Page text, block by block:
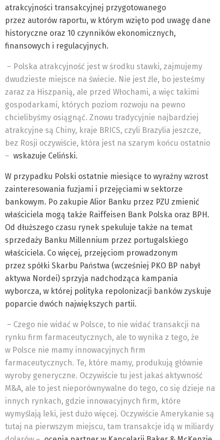
atrakcyjności transakcyjnej przygotowanego
przez autorów raportu, w którym wzięto pod uwagę dane
historyczne oraz 10 czynników ekonomicznych,
finansowych i regulacyjnych.
– Polska atrakcyjność jest w środku stawki, zajmujemy
dwudzieste miejsce na świecie. Nie jest źle, bo jesteśmy
zaraz za Hiszpanią, ale przed Włochami, a więc takimi
gospodarkami, których poziom rozwoju na pewno
chcielibyśmy osiągnąć. Znowu tradycyjnie najbardziej
atrakcyjne są Chiny, kraje BRICS, czyli Brazylia jeszcze,
bez Rosji oczywiście, która jest na szarym końcu ostatnio
– wskazuje Celiński.
W przypadku Polski ostatnie miesiące to wyraźny wzrost
zainteresowania fuzjami i przejęciami w sektorze
bankowym. Po zakupie Alior Banku przez PZU zmienić
właściciela mogą także Raiffeisen Bank Polska oraz BPH.
Od dłuższego czasu rynek spekuluje także na temat
sprzedaży Banku Millennium przez portugalskiego
właściciela. Co więcej, przejęciom prowadzonym
przez spółki Skarbu Państwa (wcześniej PKO BP nabył
aktywa Nordei) sprzyja nadchodząca kampania
wyborcza, w której polityka repolonizacji banków zyskuje
poparcie dwóch największych partii.
– Czego nie widać w Polsce, to nie widać transakcji na
rynku firm farmaceutycznych, ale to wynika z tego, że
w Polsce nie mamy innowacyjnych firm
farmaceutycznych. Te, które mamy, produkują głównie
wyroby generyczne. Oczywiście tu jest jakaś aktywność
M&A, ale to jest nieporównywalne do tego, co się dzieje na
innych rynkach, gdzie innowacyjnych firm, które
wymyślają leki, jest dużo więcej. Oczywiście Amerykanie są
tutaj na pierwszym miejscu, tam transakcje idą w miliardy